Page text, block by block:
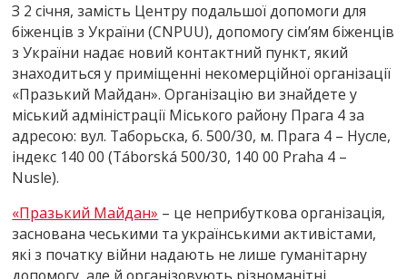
З 2 січня, замість Центру подальшої допомоги для
біженців з України (CNPUU), допомогу сім’ям біженців
з України надає новий контактний пункт, який
знаходиться у приміщенні некомерційної організації
«Празький Майдан». Організацію ви знайдете у
міський адміністрації Міського району Прага 4 за
адресою: вул. Таборьска, б. 500/30, м. Прага 4 – Нусле,
індекс 140 00 (Táborská 500/30, 140 00 Praha 4 –
Nusle).
«Празький Майдан» – це неприбуткова організація,
заснована чеськими та українськими активістами,
які з початку війни надають не лише гуманітарну